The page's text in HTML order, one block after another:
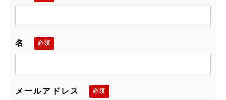
名
メールアドレス